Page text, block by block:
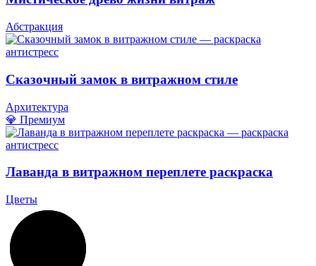
Абстракция
Сказочный замок в витражном стиле
Архитектура
💎 Премиум
Лаванда в витражном переплете раскраска
Цветы